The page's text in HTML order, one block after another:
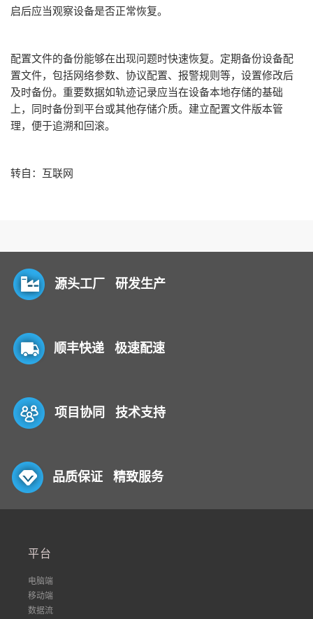
启后应当观察设备是否正常恢复。
配置文件的备份能够在出现问题时快速恢复。定期备份设备配
置文件，包括网络参数、协议配置、报警规则等，设置修改后
及时备份。重要数据如轨迹记录应当在设备本地存储的基础
上，同时备份到平台或其他存储介质。建立配置文件版本管
理，便于追溯和回滚。
转自：互联网
源头工厂 研发生产
顺丰快递 极速配速
项目协同 技术支持
品质保证 精致服务
平台
电脑端
移动端
数据流